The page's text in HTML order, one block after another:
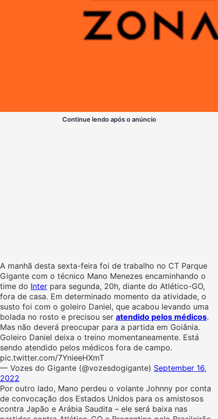
Continue lendo após o anúncio
A manhã desta sexta-feira foi de trabalho no CT Parque
Gigante com o técnico Mano Menezes encaminhando o
time do Inter para segunda, 20h, diante do Atlético-GO,
fora de casa. Em determinado momento da atividade, o
susto foi com o goleiro Daniel, que acabou levando uma
bolada no rosto e precisou ser atendido pelos médicos.
Mas não deverá preocupar para a partida em Goiânia.
Goleiro Daniel deixa o treino momentaneamente. Está
sendo atendido pelos médicos fora de campo.
pic.twitter.com/7YnieeHXmT
— Vozes do Gigante (@vozesdogigante) September 16,
2022
Por outro lado, Mano perdeu o volante Johnny por conta
de convocação dos Estados Unidos para os amistosos
contra Japão e Arábia Saudita – ele será baixa nas